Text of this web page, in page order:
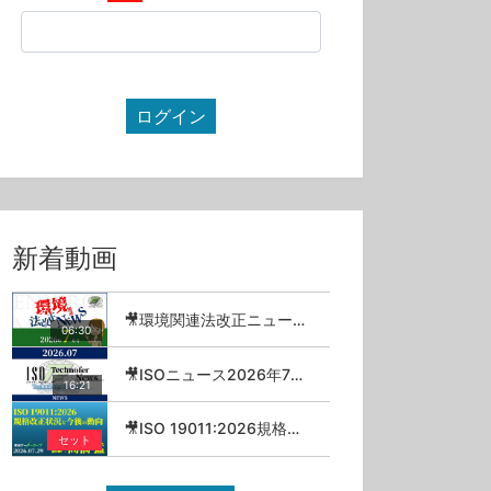
ログイン
新着動画
06:30
🎥環境関連法改正ニュース_2026年7月
16:21
🎥ISOニュース2026年7月号
セット
🎥ISO 19011:2026規格改正状況と今後の動向／高橋猛【セミナーアーカイブ】